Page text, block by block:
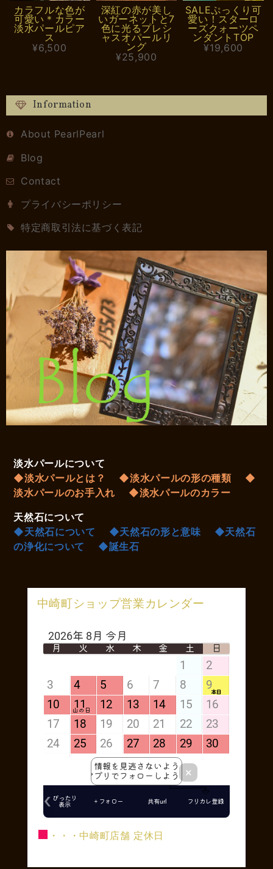
カラフルな色が
可愛い＊カラー
淡水パールピア
ス
¥6,500
深紅の赤が美し
いガーネットと7
色に光るプレシ
ャスオパールリ
ング
¥25,900
SALEぷっくり可
愛い！スターロ
ーズクォーツペ
ンダントTOP
¥19,600
Information
About PearlPearl
Blog
Contact
プライバシーポリシー
特定商取引法に基づく表記
淡水パールについて
◆淡水パールとは？
◆淡水パールの形の種類
◆
淡水パールのお手入れ
◆淡水パールのカラー
天然石について
◆天然石について
◆天然石の形と意味
◆天然石
の浄化について
◆誕生石
中崎町ショップ営業カレンダー
■ ・・・中崎町店舗 定休日